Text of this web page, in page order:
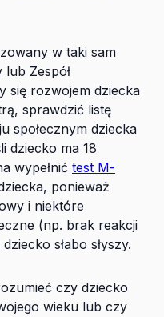
w taki sam
Zespół
się rozwojem dziecka
sprawdzić listę
społecznym dziecka
dziecko ma 18
wypełnić test M-
ponieważ
i niektóre
(np. brak reakcji
słabo słyszy.
czy dziecko
wieku lub czy